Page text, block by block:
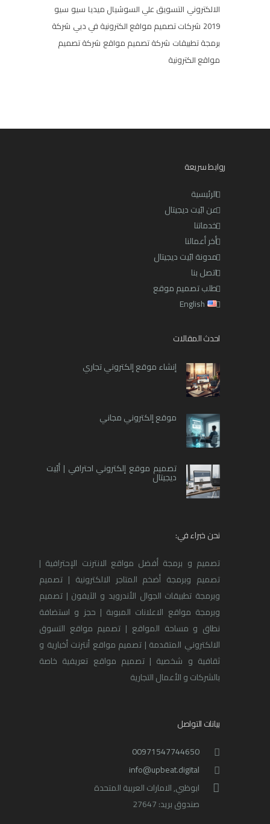
الالكتروني التسويق علي السوشيال ميديا سيو سيو
2019 شركات تصميم مواقع الكترونية في دبي شركة
برمجة تطبيقات شركة تصميم مواقع شركة تصميم
مواقع الكترونية
روابط سريعة
الرئيسية
عن ابّيت ديجيتال
خدماتنا
أخر أعمالنا
مدونة ابّيت ديجيتال
اتصل بنا
طلب تصميم موقع
English
احدث المقالات
إنشاء موقع إلكتروني تجاري
موقع إلكتروني مجاني
تصميم موقع إلكتروني احترافي | أبّيت
ديجيتال
نحن خبراء في:
تصميم و برمجة أفضل مواقع الانترنت الإحترافية |
تصميم وبرمجة أضخم المتاجر الالكترونية | تصميم
وبرمجة تطبيقات الجوال الأندرويد و الآيفون | تصميم
وبرمجة مواقع الاعلانات المبوبة | حجز و استضافة
نطاق و مساحة المواقع | تصميم مواقع التسوق
الالكتروني المتقدمة | تصميم مواقع أنترنت أخبارية و
ثقافية و شخصية | تصميم مواقع تعريفية خاصة
بالشركات و الأعمال التجارية
بيانات التواصل
00971547744650
info@upbeat.digital
ابوظبي, الامارات العربية المتحدة
صندوق بريد: 27647